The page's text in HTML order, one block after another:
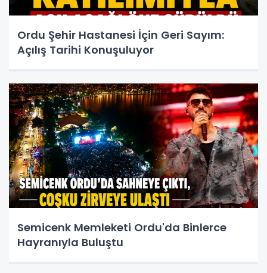
Ordu Şehir Hastanesi İçin Geri Sayım:
Açılış Tarihi Konuşuluyor
Semicenk Memleketi Ordu'da Binlerce
Hayranıyla Buluştu